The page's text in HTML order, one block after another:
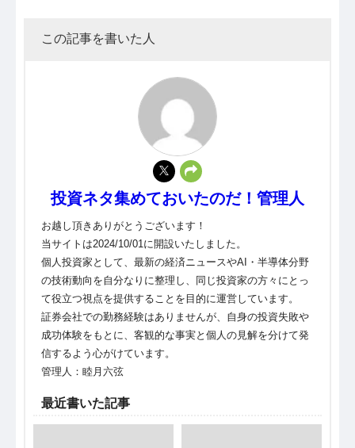
この記事を書いた人
投資ネタ集めておいたのだ！管理人
お越し頂きありがとうございます！
当サイトは2024/10/01に開設いたしました。
個人投資家として、最新の経済ニュースやAI・半導体分野
の技術動向を自分なりに整理し、同じ投資家の方々にとっ
て役立つ視点を提供することを目的に運営しています。
証券会社での勤務経験はありませんが、自身の投資失敗や
成功体験をもとに、客観的な事実と個人の見解を分けて発
信するよう心がけています。
管理人：睦月六弦
最近書いた記事